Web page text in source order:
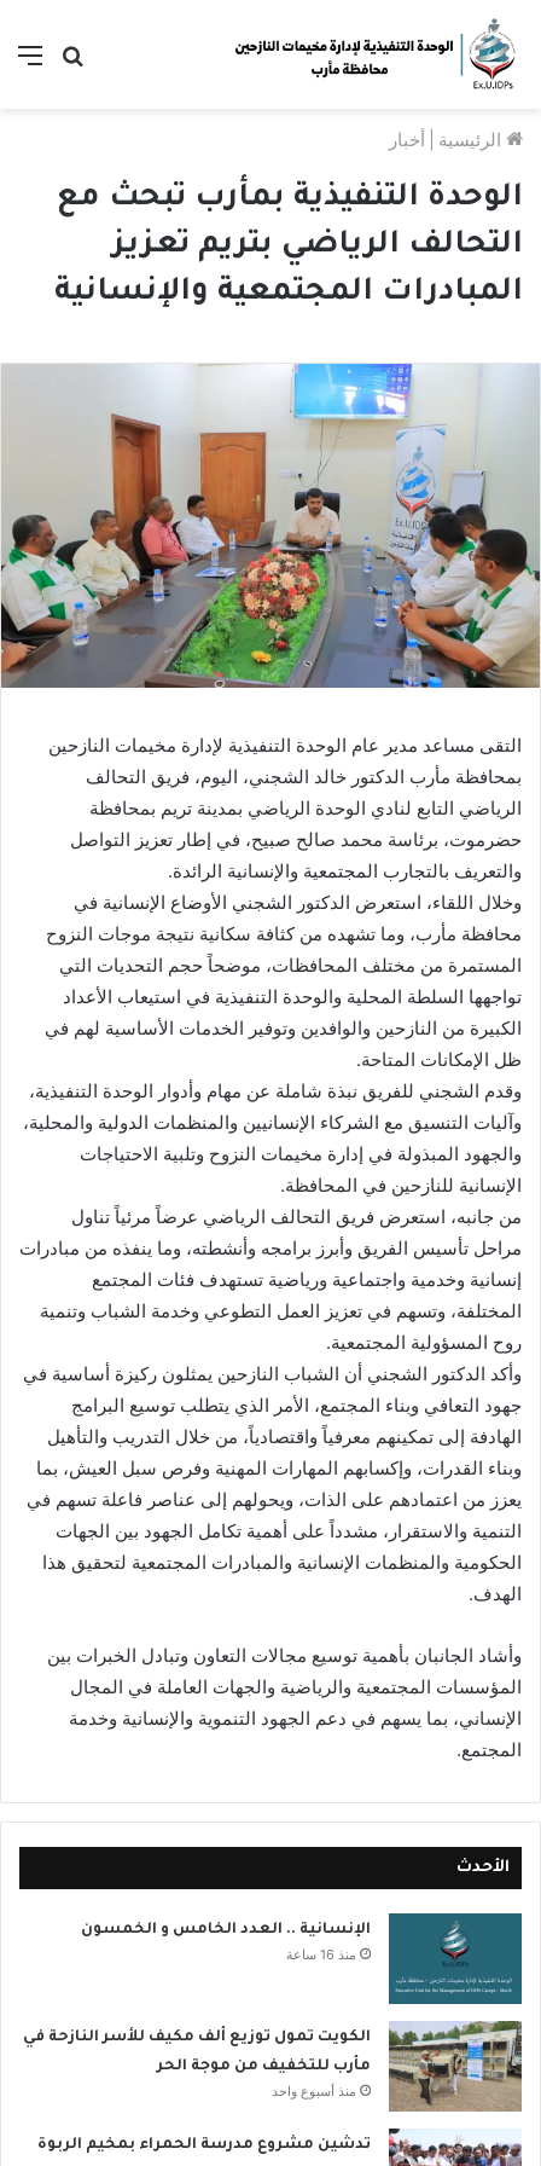
بحث
الرئيسية أخبار
الوحدة التنفيذية بمأرب تبحث مع
التحالف الرياضي بتريم تعزيز
المبادرات المجتمعية والإنسانية
التقى مساعد مدير عام الوحدة التنفيذية لإدارة مخيمات النازحين
بمحافظة مأرب الدكتور خالد الشجني، اليوم، فريق التحالف
الرياضي التابع لنادي الوحدة الرياضي بمدينة تريم بمحافظة
حضرموت، برئاسة محمد صالح صبيح، في إطار تعزيز التواصل
والتعريف بالتجارب المجتمعية والإنسانية الرائدة.
وخلال اللقاء، استعرض الدكتور الشجني الأوضاع الإنسانية في
محافظة مأرب، وما تشهده من كثافة سكانية نتيجة موجات النزوح
المستمرة من مختلف المحافظات، موضحاً حجم التحديات التي
تواجهها السلطة المحلية والوحدة التنفيذية في استيعاب الأعداد
الكبيرة من النازحين والوافدين وتوفير الخدمات الأساسية لهم في
ظل الإمكانات المتاحة.
وقدم الشجني للفريق نبذة شاملة عن مهام وأدوار الوحدة التنفيذية،
وآليات التنسيق مع الشركاء الإنسانيين والمنظمات الدولية والمحلية،
والجهود المبذولة في إدارة مخيمات النزوح وتلبية الاحتياجات
الإنسانية للنازحين في المحافظة.
من جانبه، استعرض فريق التحالف الرياضي عرضاً مرئياً تناول
مراحل تأسيس الفريق وأبرز برامجه وأنشطته، وما ينفذه من مبادرات
إنسانية وخدمية واجتماعية ورياضية تستهدف فئات المجتمع
المختلفة، وتسهم في تعزيز العمل التطوعي وخدمة الشباب وتنمية
روح المسؤولية المجتمعية.
وأكد الدكتور الشجني أن الشباب النازحين يمثلون ركيزة أساسية في
جهود التعافي وبناء المجتمع، الأمر الذي يتطلب توسيع البرامج
الهادفة إلى تمكينهم معرفياً واقتصادياً، من خلال التدريب والتأهيل
وبناء القدرات، وإكسابهم المهارات المهنية وفرص سبل العيش، بما
يعزز من اعتمادهم على الذات، ويحولهم إلى عناصر فاعلة تسهم في
التنمية والاستقرار، مشدداً على أهمية تكامل الجهود بين الجهات
الحكومية والمنظمات الإنسانية والمبادرات المجتمعية لتحقيق هذا
الهدف.
وأشاد الجانبان بأهمية توسيع مجالات التعاون وتبادل الخبرات بين
المؤسسات المجتمعية والرياضية والجهات العاملة في المجال
الإنساني، بما يسهم في دعم الجهود التنموية والإنسانية وخدمة
المجتمع.
الأحدث
الإنسانية .. العدد الخامس و الخمسون
منذ 16 ساعة
الكويت تمول توزيع ألف مكيف للأسر النازحة في
مأرب للتخفيف من موجة الحر
منذ أسبوع واحد
تدشين مشروع مدرسة الحمراء بمخيم الربوة